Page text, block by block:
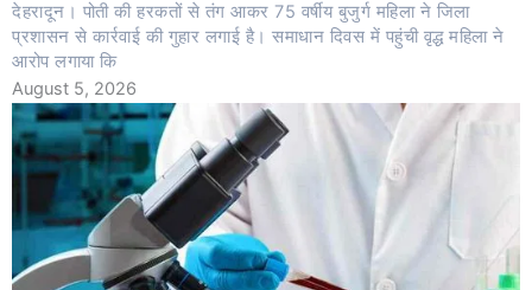
देहरादून। पोती की हरकतों से तंग आकर 75 वर्षीय बुजुर्ग महिला ने जिला
प्रशासन से कार्रवाई की गुहार लगाई है। समाधान दिवस में पहुंची वृद्ध महिला ने
आरोप लगाया कि
August 5, 2026